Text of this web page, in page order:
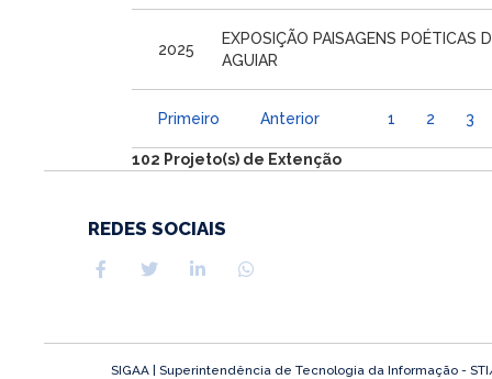
2025
EXPOSIÇÃO PAISAGENS POÉTICAS
AGUIAR
Primeiro Anterior 1 2 3
102 Projeto(s) de Extenção
REDES SOCIAIS
SIGAA | Superintendência de Tecnologia da Informação -